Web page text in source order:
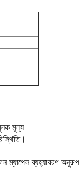
মূল্য
ম্যাপেল ব্যহ্যাবরণ অনুরূপ